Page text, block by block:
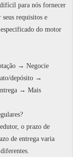
para nós fornecer
requisitos e
do motor
→ Negocie
depósito →
→ Mais
o prazo de
de entrega varia